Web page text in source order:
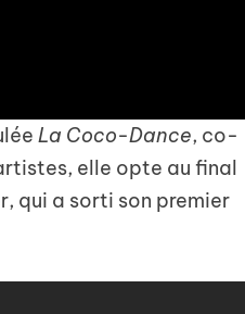
La Coco-Dance, co-
elle opte au final
qui a sorti son premier